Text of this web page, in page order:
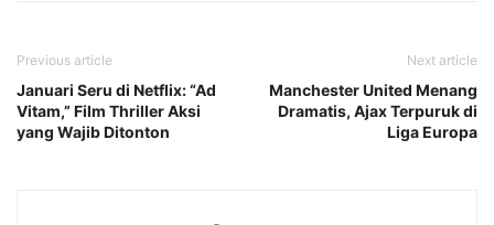
Previous article
Januari Seru di Netflix: “Ad
Vitam,” Film Thriller Aksi
yang Wajib Ditonton
Next article
Manchester United Menang
Dramatis, Ajax Terpuruk di
Liga Europa